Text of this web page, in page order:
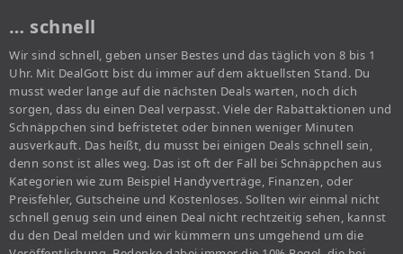
… schnell
Wir sind schnell, geben unser Bestes und das täglich von 8 bis 1
Uhr. Mit DealGott bist du immer auf dem aktuellsten Stand. Du
musst weder lange auf die nächsten Deals warten, noch dich
sorgen, dass du einen Deal verpasst. Viele der Rabattaktionen und
Schnäppchen sind befristetet oder binnen weniger Minuten
ausverkauft. Das heißt, du musst bei einigen Deals schnell sein,
denn sonst ist alles weg. Das ist oft der Fall bei Schnäppchen aus
Kategorien wie zum Beispiel Handyverträge, Finanzen, oder
Preisfehler, Gutscheine und Kostenloses. Sollten wir einmal nicht
schnell genug sein und einen Deal nicht rechtzeitig sehen, kannst
du den Deal melden und wir kümmern uns umgehend um die